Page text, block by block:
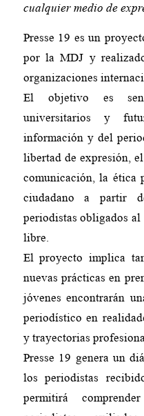
cualquier medio de
Presse 19 es un
por la MDJ y
organizaciones
El objetivo es
universitarios y
información y del
libertad de expresión,
comunicación, la ética
ciudadano a partir
periodistas obligados
libre.
El proyecto implica
nuevas prácticas en
jóvenes encontrarán
periodístico en
y trayectorias
Presse 19 genera un
los periodistas
permitirá